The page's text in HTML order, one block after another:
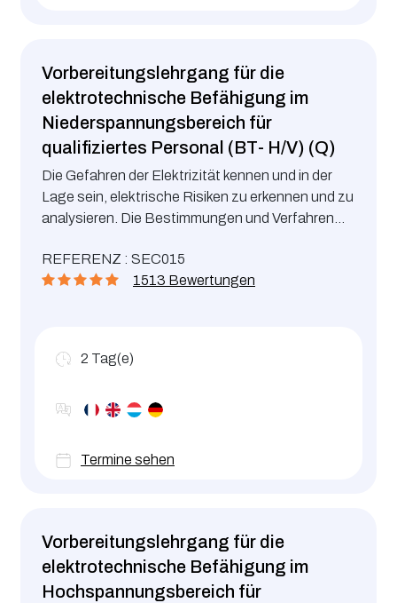
Vorbereitungslehrgang für die
elektrotechnische Befähigung im
Niederspannungsbereich für
qualifiziertes Personal (BT- H/V) (Q)
Die Gefahren der Elektrizität kennen und in der
Lage sein, elektrische Risiken zu erkennen und zu
analysieren. Die Bestimmungen und Verfahren
und umsetzen.
REFERENZ : SEC015
1513 Bewertungen
2 Tag(e)
Termine sehen
Vorbereitungslehrgang für die
elektrotechnische Befähigung im
Hochspannungsbereich für